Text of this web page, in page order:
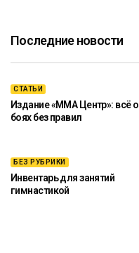
Последние новости
СТАТЬИ
Издание «ММА Центр»: всё о
боях без правил
БЕЗ РУБРИКИ
Инвентарь для занятий
гимнастикой